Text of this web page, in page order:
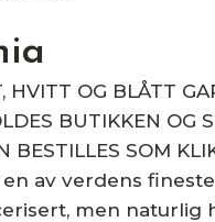
HVITT OG BLÅTT
BUTIKKEN OG
BESTILLES SOM
av verdens
men naturlig